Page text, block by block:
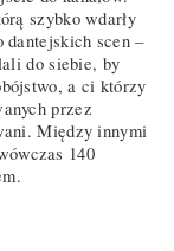
szybko wdarły
dantejskich scen –
do siebie, by
a ci którzy
przez
Między innymi
140